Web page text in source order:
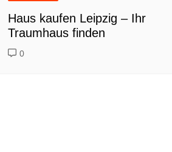
Haus kaufen Leipzig – Ihr
Traumhaus finden
0